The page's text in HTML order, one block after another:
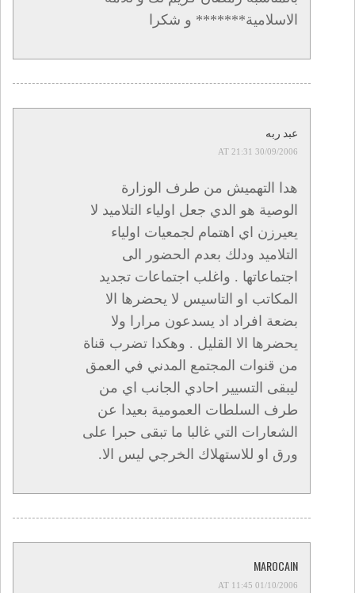
الاسلامية******* و شكرا
عبد ربه
30/09/2006 AT 21:31
هدا التهميش من طرف الوزارة
الوصية هو الدي جعل اولياء التلاميد لا
يعيرزن اي اهتمام لجمعيات اولياء
التلاميد ودلك بعدم الحضور الى
اجتماعاتها . واغلب اجتماعات تجديد
المكاتب او التاسيس لا يحضرها الا
بضعة افراد اد يسدعون مرارا ولا
يحضرها الا القليل . وهكدا تضرب قناة
من قنوات المجتمع المدني في العمق
ليبقى التسيير احادي الجانب اي من
طرف السلطات العمومية بعيدا عن
الشعارات التي غالبا ما تبقى حبرا على
ورق او للاستهلاك الخرجي ليس الا.
MAROCAIN
01/10/2006 AT 11:45